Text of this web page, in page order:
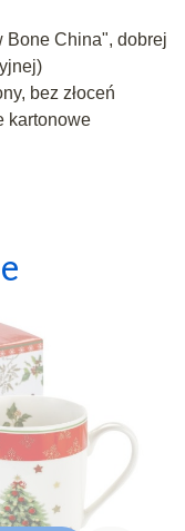
Bone China", dobrej
bez złoceń
kartonowe